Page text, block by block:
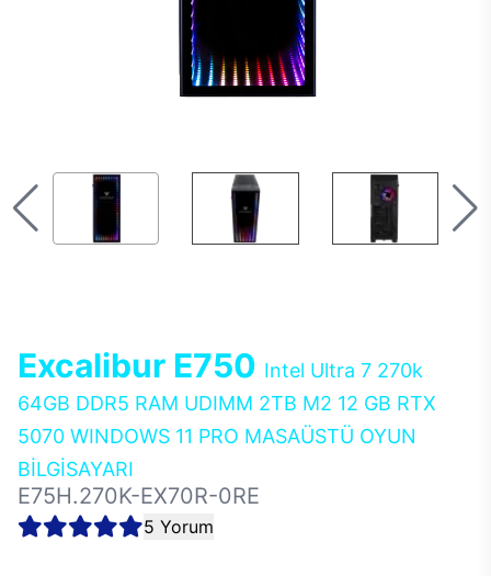
Excalibur E750 Intel Ultra 7 270k
64GB DDR5 RAM UDIMM 2TB M2 12 GB RTX
5070 WINDOWS 11 PRO MASAÜSTÜ OYUN
BİLGİSAYARI
E75H.270K-EX70R-0RE
5 Yorum